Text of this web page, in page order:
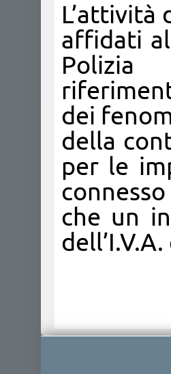
L’attività
affidati
Polizia
dei
della
per le
che un